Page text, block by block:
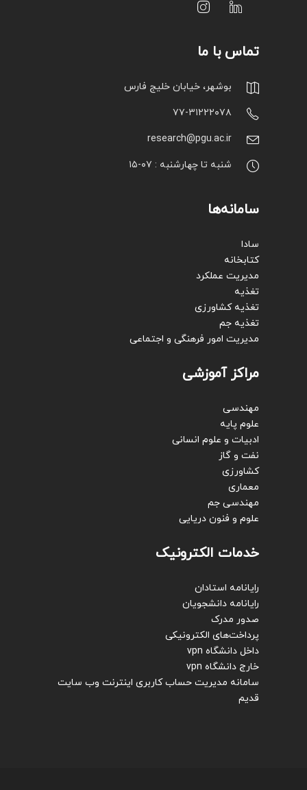
تماس با ما
بوشهر، خیابان خلیج فارس
۷۷-۳۱۲۲۲۰۷۸
research@pgu.ac.ir
شنبه تا چهارشنبه : ۰۷-۱۵
سامانه‌ها
سادا
کتابخانه
مدیریت عملکرد
تغذیه
تغذیه کشاورزی
تغذیه جم
مدیریت امور فرهنگی و اجتماعی
مراکز آموزشی
مهندسی
علوم پایه
ادبیات و علوم انسانی
نفت و گاز
کشاورزی
معماری
مهندسی جم
علوم و فنون دریایی
خدمات الکترونیک
رایانامه استادان
رایانامه دانشجویان
صدور مدرک
پرداخت‌های الکترونیکی
داخل دانشگاه vpn
خارج دانشگاه vpn
سامانه مدیریت حساب کاربری اینترنت وب سایت
قدیم